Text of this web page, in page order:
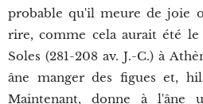
probable qu'il meure de joie
rire, comme cela aurait été
Soles (281-208 av. J.-C.) à
âne manger des figues et,
Maintenant, donne à